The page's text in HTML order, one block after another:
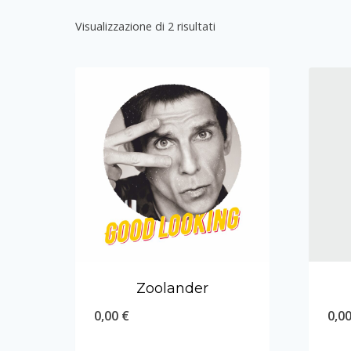
Visualizzazione di 2 risultati
Zoolander
0,00 €
0,00